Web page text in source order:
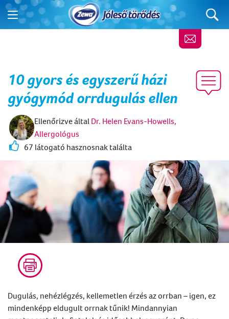
10 gyors és egyszerű házi
gyógymód orrdugulás ellen
Ellenőrizve által Dr. Helen Evans-Howells,
Allergológus
67 látogató hasznosnak találta
Dugulás, nehézlégzés, kellemetlen érzés az orrban – igen, ez
mindenképp eldugult orrnak tűnik! Mindannyian